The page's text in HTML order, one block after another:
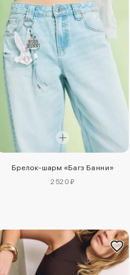
Брелок-шарм «Багз Банни»
2520 ₽